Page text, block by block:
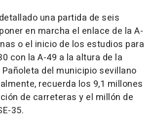
una partida de seis
en marcha el enlace de la A-
o el inicio de los estudios para
con la A-49 a la altura de la
del municipio sevillano
recuerda los 9,1 millones
de carreteras y el millón de
35.